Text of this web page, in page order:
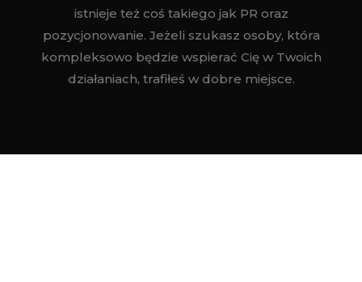
istnieje też coś takiego jak PR oraz
pozycjonowanie. Jeżeli szukasz osoby, która
kompleksowo będzie wspierać Cię w Twoich
działaniach, trafiłeś w dobre miejsce.